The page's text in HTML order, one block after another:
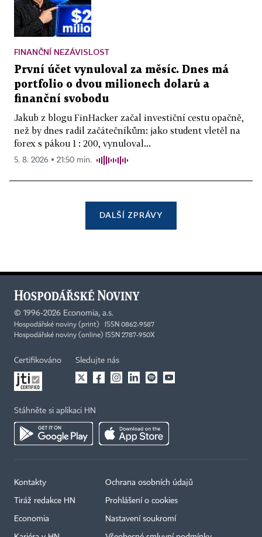
FINANČNÍ NEZÁVISLOST
První účet vynuloval za měsíc. Dnes má
portfolio o dvou milionech dolarů a
finanční svobodu
Jakub z blogu FinHacker začal investiční cestu opačně,
než by dnes radil začátečníkům: jako student vletěl na
forex s pákou 1 : 200, vynuloval...
5. 8. 2026 ▪ 21:50 min.
DALŠÍ ZPRÁVY
© 1996-2026 Economia, a.s.
Hospodářské noviny (print) ISSN 0862-9587
Hospodářské noviny (online) ISSN 2787-950X
Certifikováno Sledujte nás
Stáhněte si aplikaci HN
Kontakty
Tiráž redakce HN
Economia
Ochrana osobních údajů
Prohlášení o cookies
Nastavení soukromí